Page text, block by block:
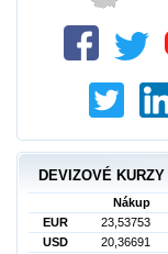
DEVIZOVÉ KURZY
Nákup
EUR
23,53753
USD
20,36691